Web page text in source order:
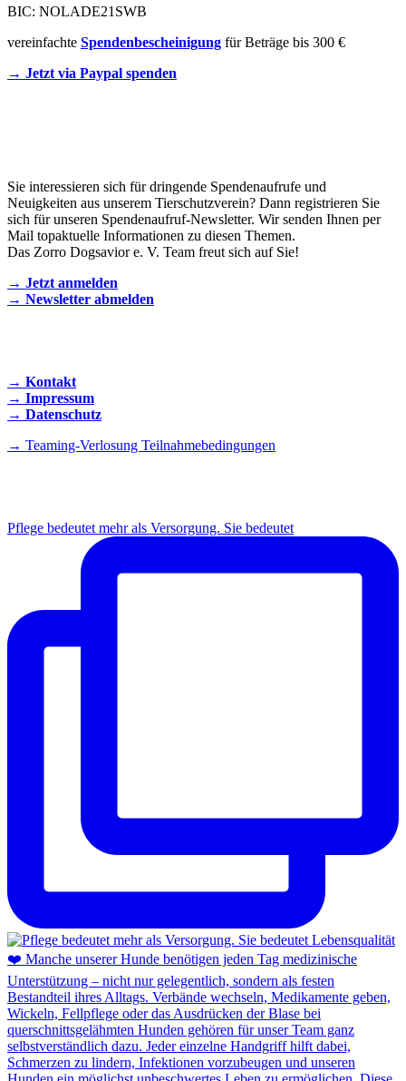
BIC: NOLADE21SWB
vereinfachte Spendenbescheinigung für Beträge bis 300 €
→ Jetzt via Paypal spenden
Sie interessieren sich für dringende Spendenaufrufe und
Neuigkeiten aus unserem Tierschutzverein? Dann registrieren Sie
sich für unseren Spendenaufruf-Newsletter. Wir senden Ihnen per
Mail topaktuelle Informationen zu diesen Themen.
Das Zorro Dogsavior e. V. Team freut sich auf Sie!
→ Jetzt anmelden
→ Newsletter abmelden
→ Kontakt
→ Impressum
→ Datenschutz
→ Teaming-Verlosung Teilnahmebedingungen
Pflege bedeutet mehr als Versorgung. Sie bedeutet